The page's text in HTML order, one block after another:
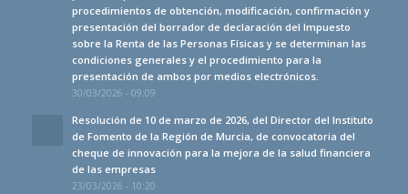
procedimientos de obtención, modificación, confirmación y
presentación del borrador de declaración del Impuesto
sobre la Renta de las Personas Físicas y se determinan las
condiciones generales y el procedimiento para la
presentación de ambos por medios electrónicos.
30/03/2026 - 09:09
Resolución de 10 de marzo de 2026, del Director del Instituto
de Fomento de la Región de Murcia, de convocatoria del
cheque de innovación para la mejora de la salud financiera
de las empresas
23/03/2026 - 10:20